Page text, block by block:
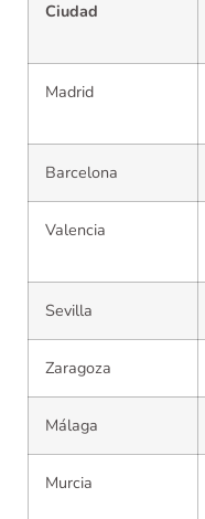
Ciudad
Madrid
Barcelona
Valencia
Sevilla
Zaragoza
Málaga
Murcia